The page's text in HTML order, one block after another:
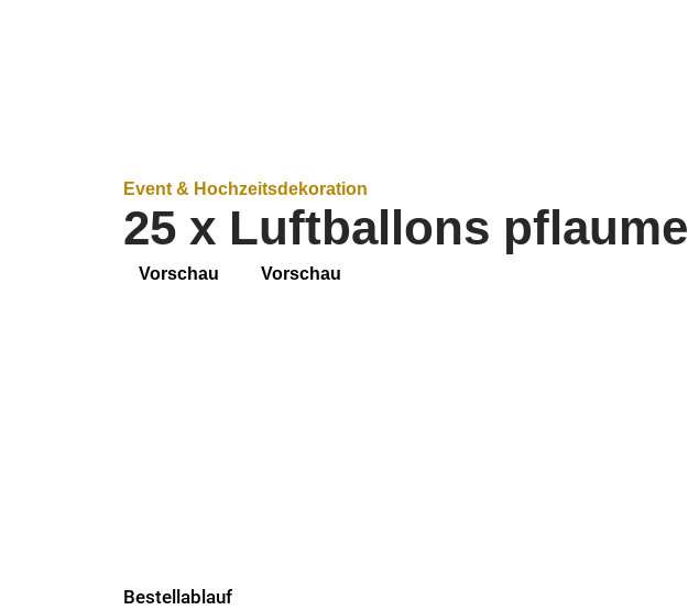
Event & Hochzeitsdekoration
25 x Luftballons pflaume
Vorschau Vorschau
Bestellablauf